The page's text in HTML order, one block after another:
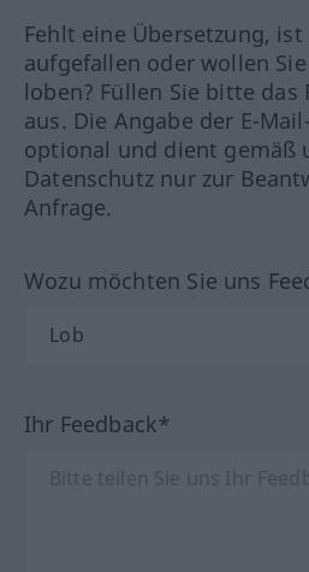
Fehlt eine Übersetzung,
aufgefallen oder wollen
loben? Füllen Sie bitte das
aus. Die Angabe der E-
optional und dient gemäß
Datenschutz nur zur
Anfrage.
Wozu möchten Sie uns
Ihr Feedback*